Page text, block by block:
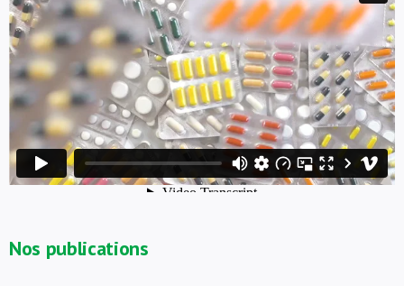
Nos publications